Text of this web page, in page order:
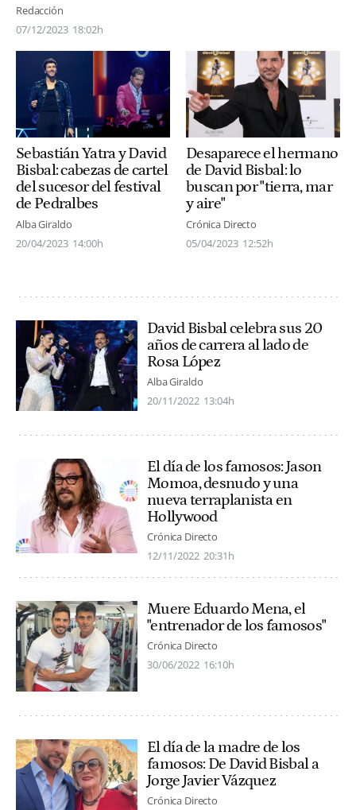
Redacción
07/12/2023 18:02h
Sebastián Yatra y David
Bisbal: cabezas de cartel
del sucesor del festival
de Pedralbes
Alba Giraldo
20/04/2023 14:00h
Desaparece el hermano
de David Bisbal: lo
buscan por "tierra, mar
y aire"
Crónica Directo
05/04/2023 12:52h
David Bisbal celebra sus 20
años de carrera al lado de
Rosa López
Alba Giraldo
20/11/2022 13:04h
El día de los famosos: Jason
Momoa, desnudo y una
nueva terraplanista en
Hollywood
Crónica Directo
12/11/2022 20:31h
Muere Eduardo Mena, el
"entrenador de los famosos"
Crónica Directo
30/06/2022 16:10h
El día de la madre de los
famosos: De David Bisbal a
Jorge Javier Vázquez
Crónica Directo